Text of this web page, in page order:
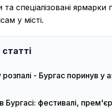
та спеціалізовані
у місті.
- Бургас поринув у
Бургасі: фестивалі,